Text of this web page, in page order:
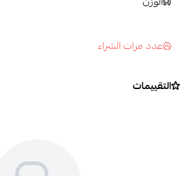
عدد مرات الشراء
التقييمات